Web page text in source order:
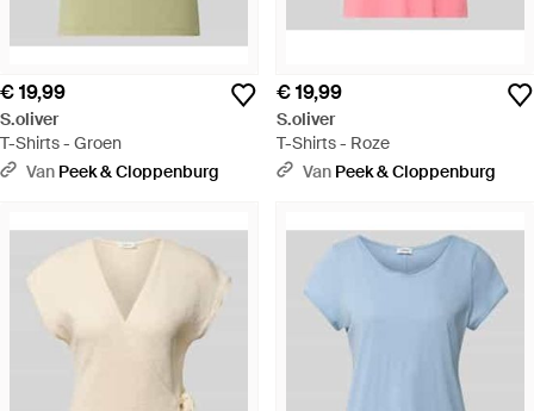
€ 19,99
S.oliver
T-Shirts - Groen
Van Peek & Cloppenburg
€ 19,99
S.oliver
T-Shirts - Roze
Van Peek & Cloppenburg